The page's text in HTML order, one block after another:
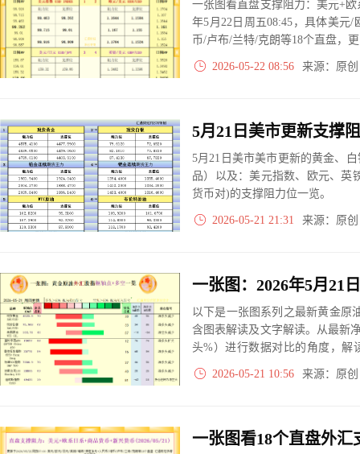
一张图看直盘支撑阻力：美元+
年5月22日周五08:45，具体美元
币/卢布/兰特/克朗等18个直盘，
2026-05-22 08:56 来源：原
5月21日美市美市更新的黄金、
品）以及：美元指数、欧元、英
货币对)的支撑阻力位一览。
2026-05-21 21:31 来源：原
以下是一张图系列之最新黄金原
含图表解读及文字解读。从最新
头%）进行数据对比的角度，解
大、净多头减小、净空头无变
实际数据对比结果对应展示其中
2026-05-21 10:56 来源：原